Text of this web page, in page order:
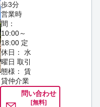
歩3分
営業時
間：
10:00～
18:00 定
休日： 水
曜日 取引
態様： 賃
貸仲介業
問い合わせ
[無料]